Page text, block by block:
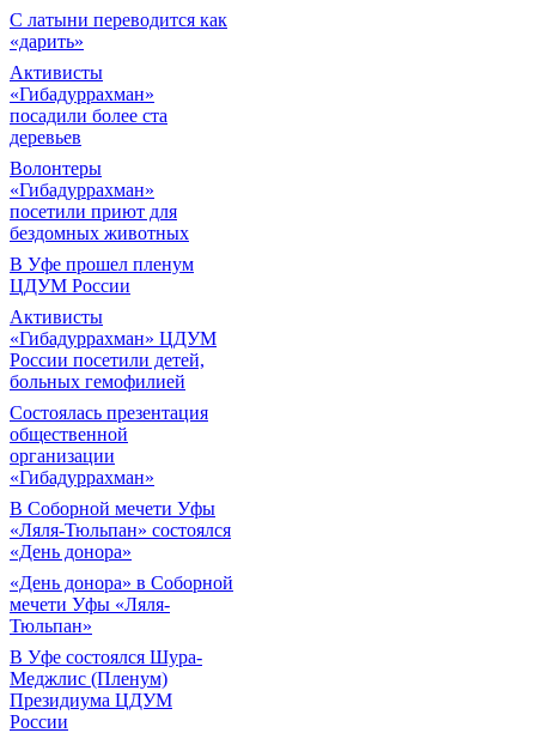
С латыни переводится как
«дарить»
Активисты
«Гибадуррахман»
посадили более ста
деревьев
Волонтеры
«Гибадуррахман»
посетили приют для
бездомных животных
В Уфе прошел пленум
ЦДУМ России
Активисты
«Гибадуррахман» ЦДУМ
России посетили детей,
больных гемофилией
Состоялась презентация
общественной
организации
«Гибадуррахман»
В Соборной мечети Уфы
«Ляля-Тюльпан» состоялся
«День донора»
«День донора» в Соборной
мечети Уфы «Ляля-
Тюльпан»
В Уфе состоялся Шура-
Меджлис (Пленум)
Президиума ЦДУМ
России